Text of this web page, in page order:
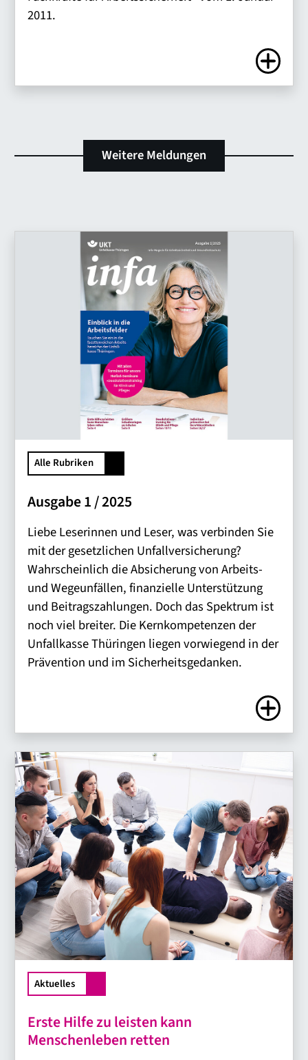
2011.
Zum Artikel
Weitere Meldungen
Alle Rubriken
Ausgabe 1 / 2025
Liebe Leserinnen und Leser, was verbinden Sie
mit der gesetzlichen Unfallversicherung?
Wahrscheinlich die Absicherung von Arbeits-
und Wegeunfällen, finanzielle Unterstützung
und Beitragszahlungen. Doch das Spektrum ist
noch viel breiter. Die Kernkompetenzen der
Unfallkasse Thüringen liegen vorwiegend in der
Prävention und im Sicherheitsgedanken.
Zum Artikel
Aktuelles
Erste Hilfe zu leisten kann
Menschenleben retten